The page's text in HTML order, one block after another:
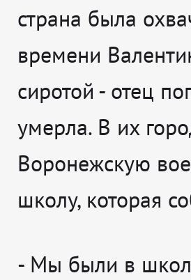
страна была
времени
сиротой - отец
умерла. В их
Воронежскую
школу, которая
- Мы были в